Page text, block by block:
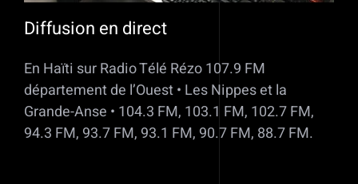
Diffusion en direct
En Haïti sur Radio Télé Rézo 107.9 FM
département de l’Ouest • Les Nippes et la
Grande-Anse • 104.3 FM, 103.1 FM, 102.7 FM,
94.3 FM, 93.7 FM, 93.1 FM, 90.7 FM, 88.7 FM.